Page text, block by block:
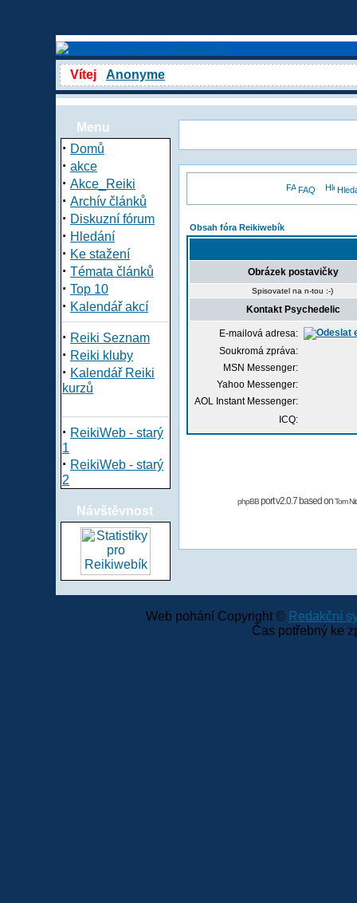
Vítej Anonyme
Menu
· Domů
· akce
· Akce_Reiki
· Archív článků
· Diskuzní fórum
· Hledání
· Ke stažení
· Témata článků
· Top 10
· Kalendář akcí
· Reiki Seznam
· Reiki kluby
· Kalendář Reiki
kurzů
· ReikiWeb - starý
1
· ReikiWeb - starý
2
Návštěvnost
FAQ
Obsah fóra Reikiwebík
Obrázek postavičky
Spisovatel na n-tou :-)
Kontakt Psychedelic
E-mailová adresa:
Soukromá zpráva:
MSN Messenger:
Yahoo Messenger:
AOL Instant Messenger:
ICQ:
phpBBport v2.0.7 based onTom
Web pohání Copyright © Redakční
Čas potřebný ke